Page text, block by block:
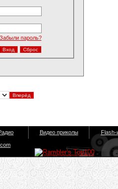
Забыли пароль?
Видео приколы Flash-